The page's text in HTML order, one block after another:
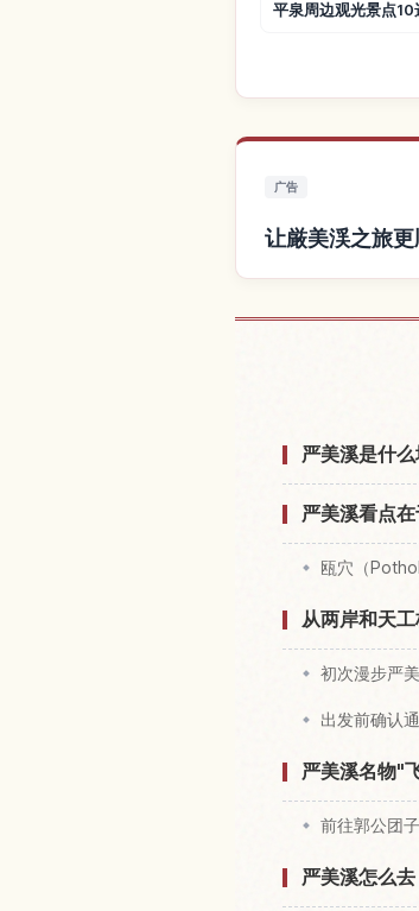
平泉周边观光景点10
广告
让厳美渓之旅
严美溪是什
严美溪看点
瓯穴（
从两岸和天
初次漫步严
出发前确认
严美溪名物"
前往郭公团
严美溪怎么